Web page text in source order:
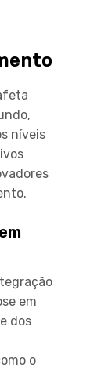
níveis
em
dos
o